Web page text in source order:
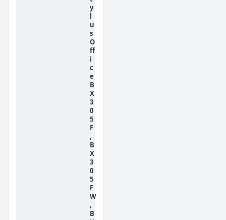
y
l
u
s
O
ff
i
c
e
B
X
3
0
5
F
,
B
X
3
0
5
F
W
,
B